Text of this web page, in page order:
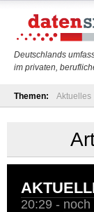
Deutschlands
im privaten,
Themen: Aktuelles
20:29 - noch